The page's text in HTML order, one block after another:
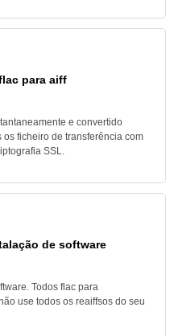
para aiff
e convertido
ficheiro de transferência com
SSL.
de software
Todos flac para
use todos os reaiffsos do seu